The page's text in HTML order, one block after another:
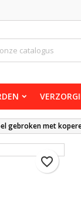
gebroken met
favorite_border